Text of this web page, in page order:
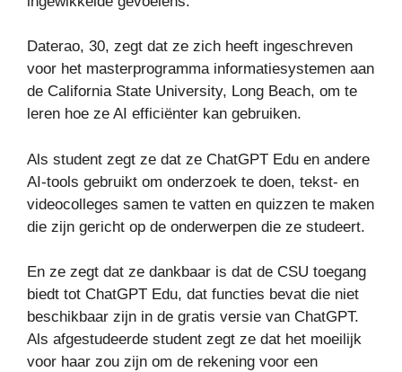
Daterao, 30, zegt dat ze zich heeft ingeschreven
voor het masterprogramma informatiesystemen aan
de California State University, Long Beach, om te
leren hoe ze AI efficiënter kan gebruiken.
Als student zegt ze dat ze ChatGPT Edu en andere
AI-tools gebruikt om onderzoek te doen, tekst- en
videocolleges samen te vatten en quizzen te maken
die zijn gericht op de onderwerpen die ze studeert.
En ze zegt dat ze dankbaar is dat de CSU toegang
biedt tot ChatGPT Edu, dat functies bevat die niet
beschikbaar zijn in de gratis versie van ChatGPT.
Als afgestudeerde student zegt ze dat het moeilijk
voor haar zou zijn om de rekening voor een